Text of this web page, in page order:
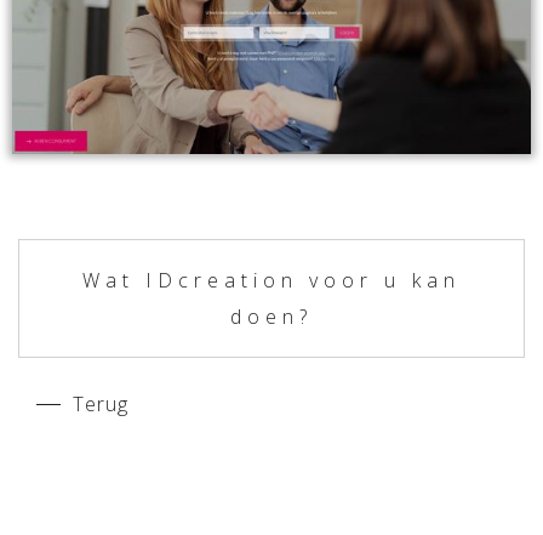
Wat IDcreation voor u kan
doen?
Terug